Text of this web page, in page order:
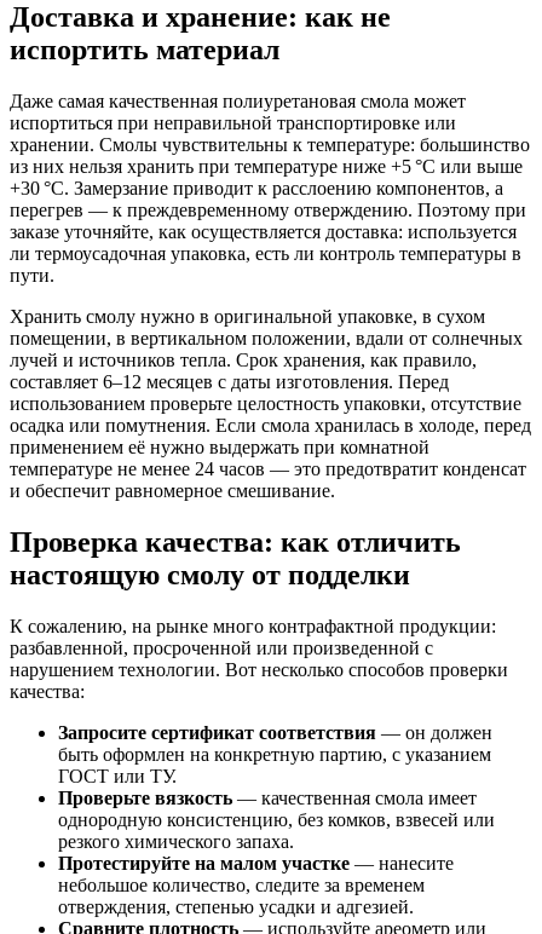
Доставка и хранение: как не
испортить материал
Даже самая качественная полиуретановая смола может
испортиться при неправильной транспортировке или
хранении. Смолы чувствительны к температуре: большинство
из них нельзя хранить при температуре ниже +5 °C или выше
+30 °C. Замерзание приводит к расслоению компонентов, а
перегрев — к преждевременному отверждению. Поэтому при
заказе уточняйте, как осуществляется доставка: используется
ли термоусадочная упаковка, есть ли контроль температуры в
пути.
Хранить смолу нужно в оригинальной упаковке, в сухом
помещении, в вертикальном положении, вдали от солнечных
лучей и источников тепла. Срок хранения, как правило,
составляет 6–12 месяцев с даты изготовления. Перед
использованием проверьте целостность упаковки, отсутствие
осадка или помутнения. Если смола хранилась в холоде, перед
применением её нужно выдержать при комнатной
температуре не менее 24 часов — это предотвратит конденсат
и обеспечит равномерное смешивание.
Проверка качества: как отличить
настоящую смолу от подделки
К сожалению, на рынке много контрафактной продукции:
разбавленной, просроченной или произведенной с
нарушением технологии. Вот несколько способов проверки
качества:
Запросите сертификат соответствия — он должен
быть оформлен на конкретную партию, с указанием
ГОСТ или ТУ.
Проверьте вязкость — качественная смола имеет
однородную консистенцию, без комков, взвесей или
резкого химического запаха.
Протестируйте на малом участке — нанесите
небольшое количество, следите за временем
отверждения, степенью усадки и адгезией.
Сравните плотность — используйте ареометр или